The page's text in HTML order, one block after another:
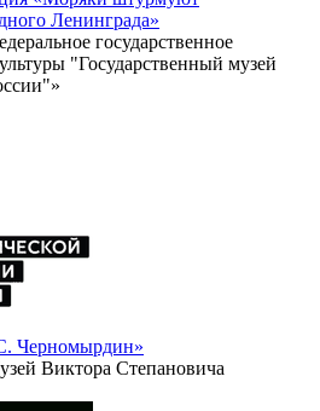
Ленинграда»
государственное
"Государственный музей
Черномырдин»
Виктора Степановича